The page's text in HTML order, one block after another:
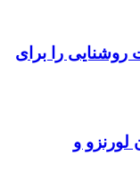
روشنایی را برای
لورنزو و